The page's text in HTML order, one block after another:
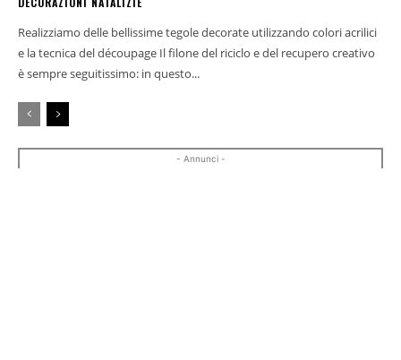
Realizziamo delle bellissime tegole decorate utilizzando colori acrilici
e la tecnica del découpage Il filone del riciclo e del recupero creativo
è sempre seguitissimo: in questo...
- Annunci -